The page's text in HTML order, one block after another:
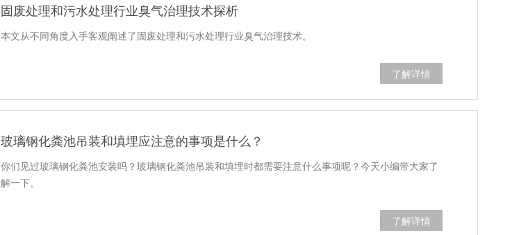
固废处理和污水处理行业臭气治理技术探析
本文从不同角度入手客观阐述了固废处理和污水处理行业臭气治理技术。
了解详情
玻璃钢化粪池吊装和填埋应注意的事项是什么？
你们见过玻璃钢化粪池安装吗？玻璃钢化粪池吊装和填埋时都需要注意什么事项呢？今天小编带大家了
解一下。
了解详情